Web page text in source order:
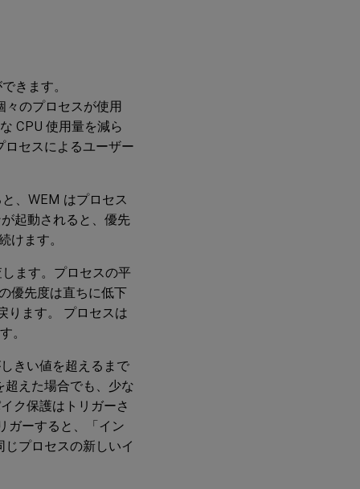
きます。
々のプロセスが使用
CPU 使用量を減ら
セスによるユーザー
、WEM はプロセス
起動されると、優先
けます。
ます。プロセスの平
優先度は直ちに低下
ります。 プロセスは
。
きい値を超えるまで
えた場合でも、少な
ク保護はトリガーさ
ガーすると、「イン
プロセスの新しいイ